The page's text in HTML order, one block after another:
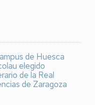
de Huesca
elegido
de la Real
de Zaragoza